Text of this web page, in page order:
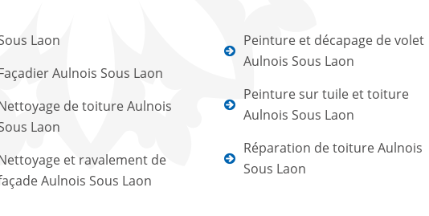
Laon
Aulnois Sous Laon
de toiture Aulnois
Laon
et ravalement de
Aulnois Sous Laon
Peinture et décapage de volet
Aulnois Sous Laon
Peinture sur tuile et toiture
Aulnois Sous Laon
Réparation de toiture Aulnois
Sous Laon